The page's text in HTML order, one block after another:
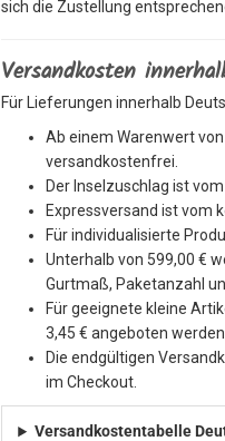
sich die Zustellung
Versandkosten
Für Lieferungen innerhalb
Ab einem Warenwert
versandkostenfrei.
Der Inselzuschlag ist
Expressversand ist vom
Für individualisierte
Unterhalb von 599,00 €
Gurtmaß, Paketanzahl
Für geeignete kleine
3,45 € angeboten werden.
Die endgültigen
im Checkout.
Versandkostentabelle